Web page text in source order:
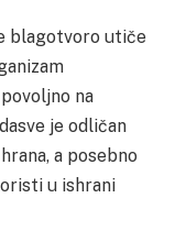
blagotvoro utiče
na
je odličan
a posebno
u ishrani